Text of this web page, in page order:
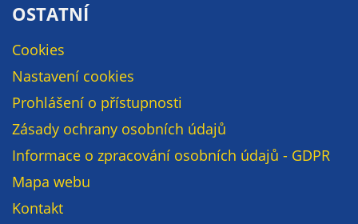
OSTATNÍ
Cookies
Nastavení cookies
Prohlášení o přístupnosti
Zásady ochrany osobních údajů
Informace o zpracování osobních údajů - GDPR
Mapa webu
Kontakt
souhlas, nebudete
příjemcem obsahů
a reklam